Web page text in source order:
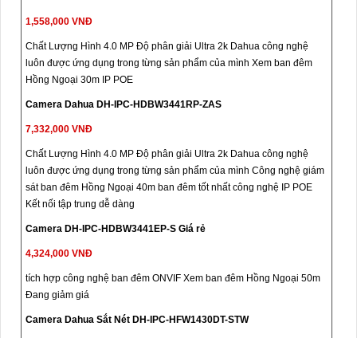
1,558,000 VNĐ
Chất Lượng Hình 4.0 MP Độ phân giải Ultra 2k Dahua công nghệ
luôn được ứng dụng trong từng sản phẩm của mình Xem ban đêm
Hồng Ngoại 30m IP POE
Camera Dahua DH-IPC-HDBW3441RP-ZAS
7,332,000 VNĐ
Chất Lượng Hình 4.0 MP Độ phân giải Ultra 2k Dahua công nghệ
luôn được ứng dụng trong từng sản phẩm của mình Công nghệ giám
sát ban đêm Hồng Ngoại 40m ban đêm tốt nhất công nghệ IP POE
Kết nối tập trung dễ dàng
Camera DH-IPC-HDBW3441EP-S Giá rẻ
4,324,000 VNĐ
tích hợp công nghệ ban đêm ONVIF Xem ban đêm Hồng Ngoại 50m
Đang giảm giá
Camera Dahua Sắt Nét DH-IPC-HFW1430DT-STW